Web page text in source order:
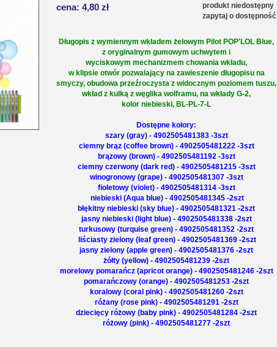
cena: 4,80 zł
produkt niedostępny
zapytaj o dostępność
Długopis z wymiennym wkładem żelowym Pilot POP'LOL Blue,
z oryginalnym gumowym uchwytem i
wyciskowym mechanizmem chowania wkładu,
w klipsie otwór pozwalający na zawieszenie długopisu na
smyczy, obudowa przeźroczysta z widocznym poziomem tuszu,
wkład z kulką z węglika wolframu, na wkłady G-2,
kolor niebieski, BL-PL-7-L
Dostępne kolory:
szary (gray) - 4902505481383 -3szt
ciemny brąz (coffee brown) - 4902505481222 -3szt
brązowy (brown) - 4902505481192 -3szt
ciemny czerwony (dark red) - 4902505481215 -3szt
winogronowy (grape) - 4902505481307 -3szt
fioletowy (violet) - 4902505481314 -3szt
niebieski (Aqua blue) - 4902505481345 -2szt
błękitny niebieski (sky blue) - 4902505481321 -2szt
jasny niebieski (light blue) - 4902505481338 -2szt
turkusowy (turquise green) - 4902505481352 -2szt
liściasty zielony (leaf green) - 4902505481369 -2szt
jasny zielony (apple green) - 4902505481376 -2szt
żółty (yellow) - 4902505481239 -2szt
morelowy pomarańcz (apricot orange) - 4902505481246 -2szt
pomarańczowy (orange) - 4902505481253 -2szt
koralowy (coral pink) - 4902505481260 -2szt
różany (rose pink) - 4902505481291 -2szt
dziecięcy różowy (baby pink) - 4902505481284 -2szt
różowy (pink) - 4902505481277 -2szt